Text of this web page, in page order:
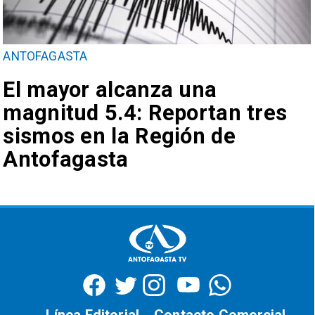
ANTOFAGASTA
El mayor alcanza una
magnitud 5.4: Reportan tres
sismos en la Región de
Antofagasta